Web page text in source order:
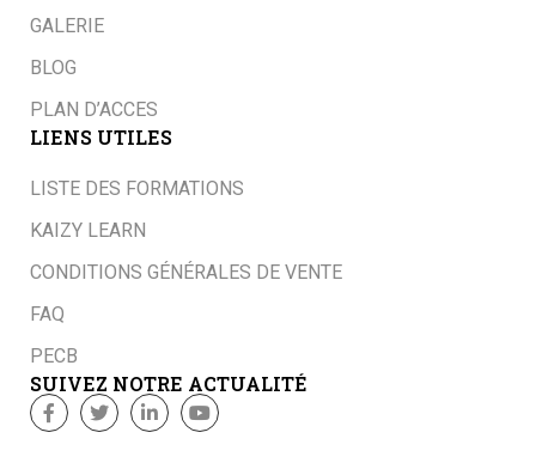
GALERIE
BLOG
PLAN D’ACCES
LIENS UTILES
LISTE DES FORMATIONS
KAIZY LEARN
CONDITIONS GÉNÉRALES DE VENTE
FAQ
PECB
SUIVEZ NOTRE ACTUALITÉ